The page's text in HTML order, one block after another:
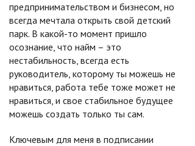
предпринимательством и бизнесом, но
всегда мечтала открыть свой детский
парк. В какой-то момент пришло
осознание, что найм – это
нестабильность, всегда есть
руководитель, которому ты можешь не
нравиться, работа тебе тоже может не
нравиться, и свое стабильное будущее
можешь создать только ты сам.
Ключевым для меня в подписании